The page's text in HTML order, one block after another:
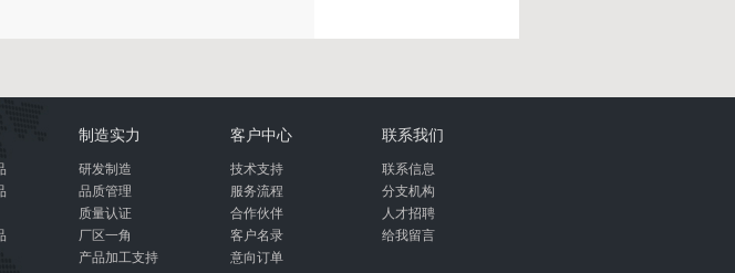
制造实力
研发制造
品质管理
质量认证
厂区一角
产品加工支持
客户中心
技术支持
服务流程
合作伙伴
客户名录
意向订单
联系我们
联系信息
分支机构
人才招聘
给我留言